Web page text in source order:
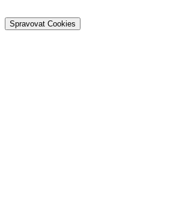
Spravovat Cookies